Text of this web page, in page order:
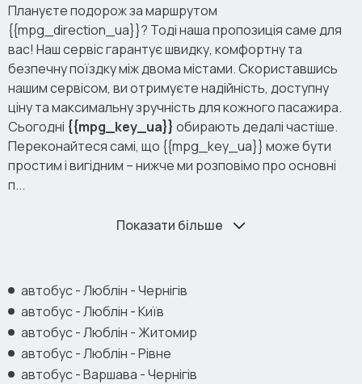
Плануєте подорож за маршрутом
{{mpg_direction_ua}}? Тоді наша пропозиція саме для
вас! Наш сервіс гарантує швидку, комфортну та
безпечну поїздку між двома містами. Скориставшись
нашим сервісом, ви отримуєте надійність, доступну
ціну та максимальну зручність для кожного пасажира.
Сьогодні {{mpg_key_ua}} обирають дедалі частіше.
Переконайтеся самі, що {{mpg_key_ua}} може бути
простим і вигідним – нижче ми розповімо про основні
п...
Показати більше
автобус - Люблін - Чернігів
автобус - Люблін - Київ
автобус - Люблін - Житомир
автобус - Люблін - Рівне
автобус - Варшава - Чернігів